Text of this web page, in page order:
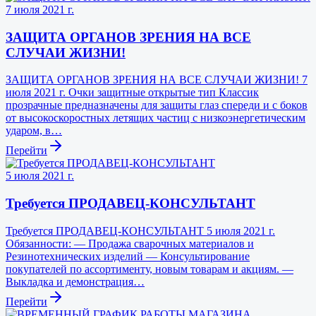
7 июля 2021 г.
ЗАЩИТА ОРГАНОВ ЗРЕНИЯ НА ВСЕ
СЛУЧАИ ЖИЗНИ!
ЗАЩИТА ОРГАНОВ ЗРЕНИЯ НА ВСЕ СЛУЧАИ ЖИЗНИ! 7
июля 2021 г. Очки защитные открытые тип Классик
прозрачные предназначены для защиты глаз спереди и с боков
от высокоскоростных летящих частиц с низкоэнергетическим
ударом, в…
Перейти
5 июля 2021 г.
Требуется ПРОДАВЕЦ-КОНСУЛЬТАНТ
Требуется ПРОДАВЕЦ-КОНСУЛЬТАНТ 5 июля 2021 г.
Обязанности: — Продажа сварочных материалов и
Резинотехнических изделий — Консультирование
покупателей по ассортименту, новым товарам и акциям. —
Выкладка и демонстрация…
Перейти